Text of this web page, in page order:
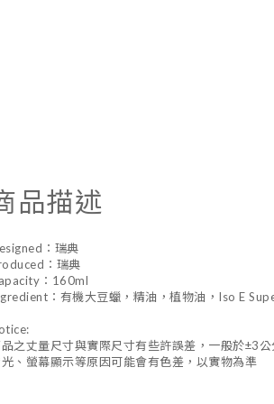
品描述
：瑞典
：瑞典
：160ml
：有機大豆蠟，精油，植物油，Iso E
之丈量尺寸與實際尺寸有些許誤差，一般於±3
、螢幕顯示等原因可能會有色差，以實物為準